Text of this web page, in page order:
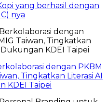
yang berhasil dengan
nya
dengan PKBM
Tingkatkan Literasi AI
KDEI Taipei